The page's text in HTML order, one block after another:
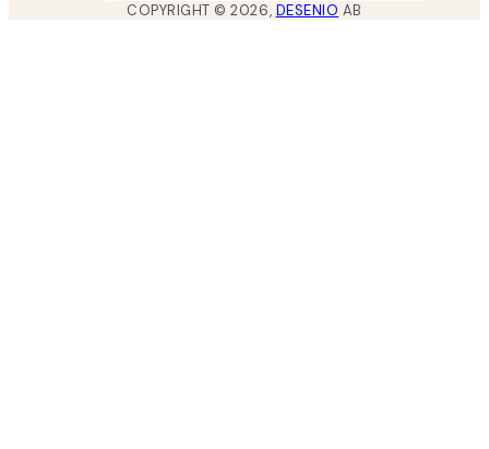
COPYRIGHT ©2026, DESENIO AB